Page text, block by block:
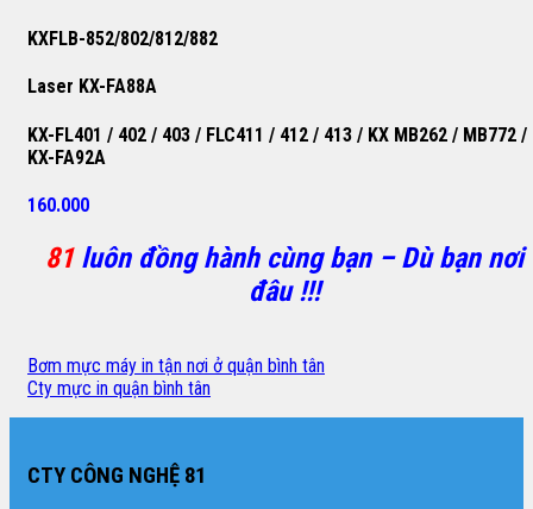
KXFLB-852/802/812/882
Laser KX-FA88A
KX-FL401 / 402 / 403 / FLC411 / 412 / 413 / KX MB262 / MB772 /
KX-FA92A
160.000
81luôn đồng hành cùng bạn – Dù bạn nơi
đâu !!!
Bơm mực máy in tận nơi ở quận bình tân
Cty mực in quận bình tân
CTY CÔNG NGHỆ 81